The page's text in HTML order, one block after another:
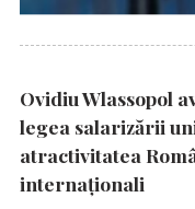
Ovidiu Wlassopol
legea salarizării
atractivitatea
internaționali